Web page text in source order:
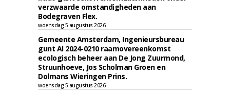
verzwaarde omstandigheden aan
Bodegraven Flex.
woensdag 5 augustus 2026
Gemeente Amsterdam, Ingenieursbureau
gunt AI 2024-0210 raamovereenkomst
ecologisch beheer aan De Jong Zuurmond,
Struunhoeve, Jos Scholman Groen en
Dolmans Wieringen Prins.
woensdag 5 augustus 2026